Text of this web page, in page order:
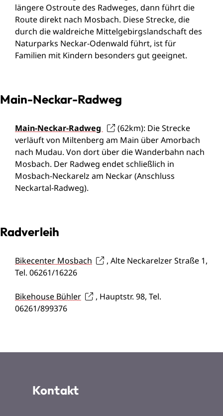
längere Ostroute des Radweges, dann führt die
Route direkt nach Mosbach. Diese Strecke, die
durch die waldreiche Mittelgebirgslandschaft des
Naturparks Neckar-Odenwald führt, ist für
Familien mit Kindern besonders gut geeignet.
Main-Neckar-Radweg
Main-Neckar-Radweg
(62km): Die Strecke
verläuft von Miltenberg am Main über Amorbach
nach Mudau. Von dort über die Wanderbahn nach
Mosbach. Der Radweg endet schließlich in
Mosbach-Neckarelz am Neckar (Anschluss
Neckartal-Radweg).
Radverleih
Bikecenter Mosbach
, Alte Neckarelzer Straße 1,
Tel. 06261/16226
Bikehouse Bühler
, Hauptstr. 98, Tel.
06261/899376
Kontakt